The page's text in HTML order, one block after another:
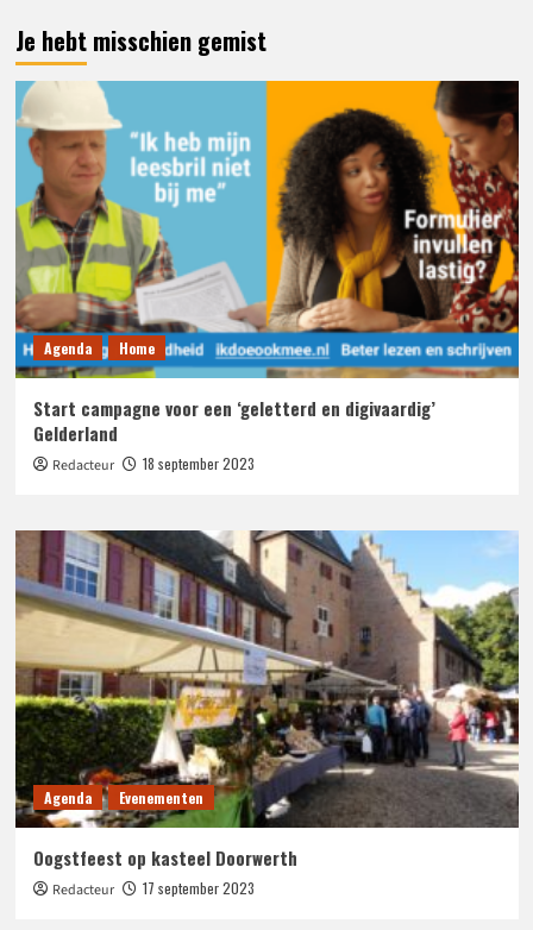
Je hebt misschien gemist
Agenda Home
Start campagne voor een ‘geletterd en digivaardig’
Gelderland
Redacteur 18 september 2023
Agenda Evenementen
Oogstfeest op kasteel Doorwerth
Redacteur 17 september 2023